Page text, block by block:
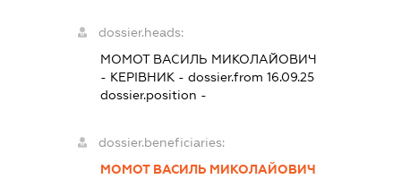
dossier.heads:
МОМОТ ВАСИЛЬ МИКОЛАЙОВИЧ
- КЕРІВНИК- dossier.from 16.09.25
dossier.position -
dossier.beneficiaries:
МОМОТ ВАСИЛЬ МИКОЛАЙОВИЧ